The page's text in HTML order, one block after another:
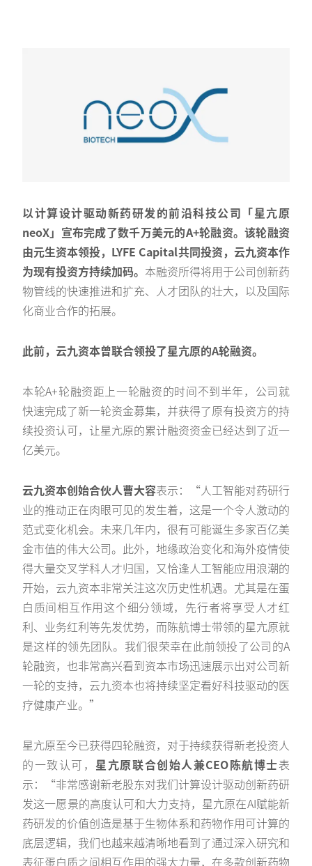
以计算设计驱动新药研发的前沿科技公司「星亢原
neoX」宣布完成了数千万美元的A+轮融资。该轮融资
由元生资本领投，LYFE Capital共同投资，云九资本作
为现有投资方持续加码。 本融资所得将用于公司创新药
物管线的快速推进和扩充、人才团队的壮大，以及国际
化商业合作的拓展。
此前，云九资本曾联合领投了星亢原的A轮融资。
本轮A+轮融资距上一轮融资的时间不到半年，公司就
快速完成了新一轮资金募集，并获得了原有投资方的持
续投资认可，让星亢原的累计融资资金已经达到了近一
亿美元。
云九资本创始合伙人曹大容表示：“人工智能对药研行
业的推动正在肉眼可见的发生着，这是一个令人激动的
范式变化机会。未来几年内，很有可能诞生多家百亿美
金市值的伟大公司。此外，地缘政治变化和海外疫情使
得大量交叉学科人才归国，又恰逢人工智能应用浪潮的
开始，云九资本非常关注这次历史性机遇。尤其是在蛋
白质间相互作用这个细分领域，先行者将享受人才红
利、业务红利等先发优势，而陈航博士带领的星亢原就
是这样的领先团队。我们很荣幸在此前领投了公司的A
轮融资，也非常高兴看到资本市场迅速展示出对公司新
一轮的支持，云九资本也将持续坚定看好科技驱动的医
疗健康产业。”
星亢原至今已获得四轮融资，对于持续获得新老投资人
的一致认可， 星亢原联合创始人兼CEO陈航博士表
示：“非常感谢新老股东对我们计算设计驱动创新药研
发这一愿景的高度认可和大力支持，星亢原在AI赋能新
药研发的价值创造是基于生物体系和药物作用可计算的
底层逻辑，我们也越来越清晰地看到了通过深入研究和
表征蛋白质之间相互作用的强大力量，在多款创新药物